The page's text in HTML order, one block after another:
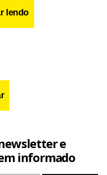
lendo
e
informado